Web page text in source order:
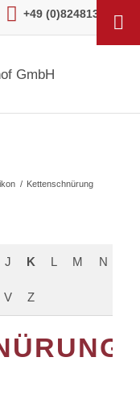
+49 (0)82481306
/ Kettenschnürung
J K L M N
V Z